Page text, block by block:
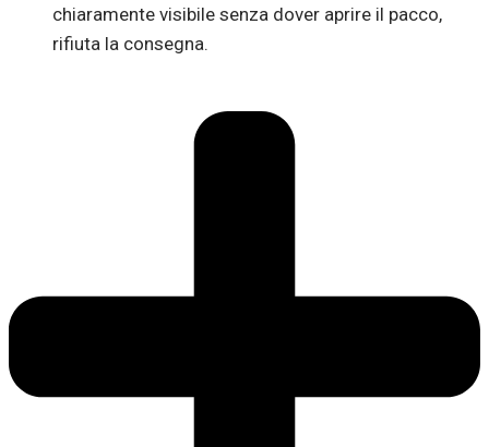
chiaramente visibile senza dover aprire il pacco,
rifiuta la consegna.